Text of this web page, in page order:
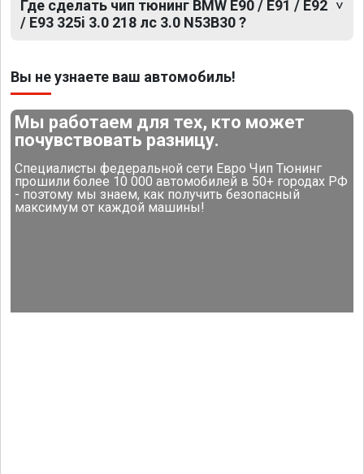
Где сделать чип тюнинг BMW E90 / E91 / E92
/ E93 325i 3.0 218 лс 3.0 N53B30 ?
Вы не узнаете ваш автомобиль!
Мы работаем для тех, кто может
почувствовать разницу.
Специалисты федеральной сети Евро Чип Тюнинг
прошили более 10 000 автомобилей в 50+ городах РФ
- поэтому мы знаем, как получить безопасный
максимум от каждой машины!